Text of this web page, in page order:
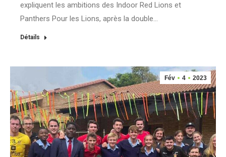
expliquent les ambitions des Indoor Red Lions et
Panthers Pour les Lions, après la double…
Détails
Fév 4 2023